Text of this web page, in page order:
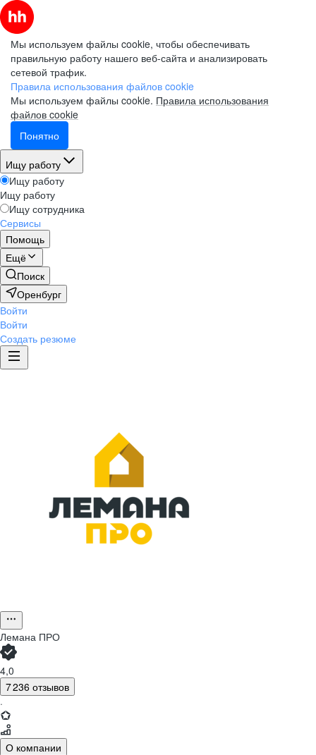
Мы используем файлы cookie, чтобы обеспечивать
правильную работу нашего веб-сайта и анализировать
сетевой трафик.
Правила использования файлов cookie
Мы используем файлы cookie. Правила использования
файлов cookie
Понятно
Ищу работу
Ищу работу
Ищу работу
Ищу сотрудника
Сервисы
Помощь
Ещё
Поиск
Оренбург
Войти
Войти
Создать резюме
Лемана ПРО
4,0
7 236 отзывов
·
О компании